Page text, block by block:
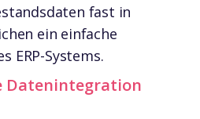
fast in
ein einfache
ERP-Systems.
Datenintegration